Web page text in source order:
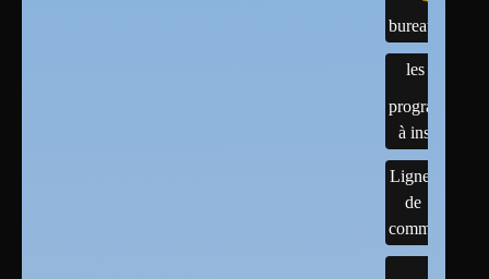
bureaux
les
programmes
à installer
Lignes
de
commandes